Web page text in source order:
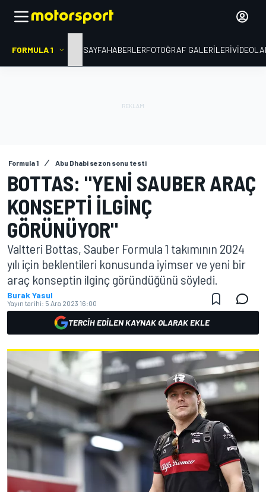
FORMULA 1 ANA SAYFAHABERLERFOTOĞRAF GALERILERI
Formula 1 Abu Dhabi sezon sonu testi
BOTTAS: "YENI SAUBER ARAÇ
KONSEPTI ILGINÇ
GÖRÜNÜYOR"
Valtteri Bottas, Sauber Formula 1 takımının 2024
yılı için beklentileri konusunda iyimser ve yeni bir
araç konseptin ilginç göründüğünü söyledi.
Burak Yasul
Yayın tarihi: 5 Ara 2023 16:00
TERCIH EDILEN KAYNAK OLARAK EKLE